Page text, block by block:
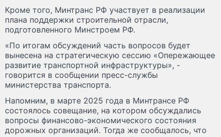
Кроме того, Минтранс РФ участвует в реализации
плана поддержки строительной отрасли,
подготовленного Минстроем РФ.
«По итогам обсуждений часть вопросов будет
вынесена на стратегическую сессию «Опережающее
развитие транспортной инфраструктуры», -
говорится в сообщении пресс-службы
министерства транспорта.
Напомним, в марте 2025 года в Минтрансе РФ
состоялось совещание, на котором обсуждались
вопросы финансово-экономического состояния
дорожных организаций. Тогда же сообщалось, что